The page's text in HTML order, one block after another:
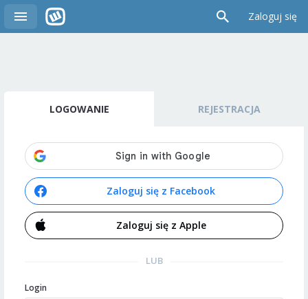
Zaloguj się
LOGOWANIE REJESTRACJA
Zaloguj się z Facebook
Zaloguj się z Apple
LUB
Login